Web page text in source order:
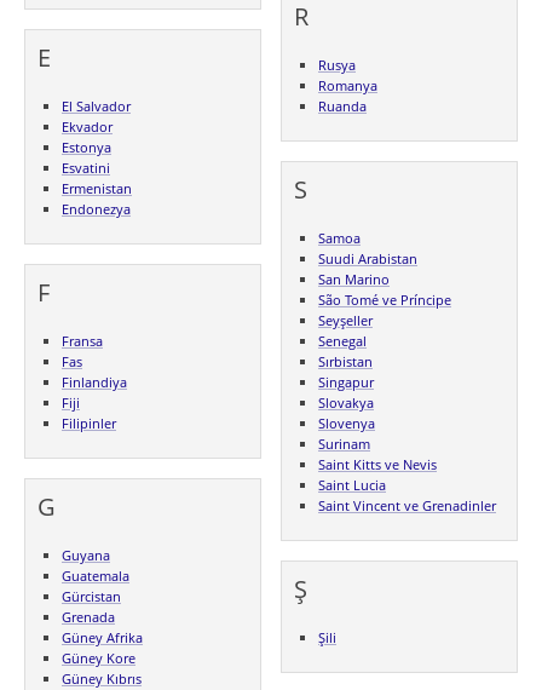
E
El Salvador
Ekvador
Estonya
Esvatini
Ermenistan
Endonezya
F
Fransa
Fas
Finlandiya
Fiji
Filipinler
G
Guyana
Guatemala
Gürcistan
Grenada
Güney Afrika
Güney Kore
Güney Kıbrıs
R
Rusya
Romanya
Ruanda
S
Samoa
Suudi Arabistan
San Marino
São Tomé ve Príncipe
Seyşeller
Senegal
Sırbistan
Singapur
Slovakya
Slovenya
Surinam
Saint Kitts ve Nevis
Saint Lucia
Saint Vincent ve Grenadinler
Ş
Şili